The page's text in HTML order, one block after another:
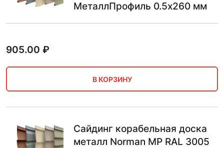
МеталлПрофиль 0.5х260 мм
905.00 ₽
В КОРЗИНУ
Сайдинг корабельная доска
металл Norman MP RAL 3005